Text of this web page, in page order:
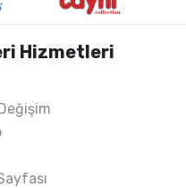
Hizmetleri